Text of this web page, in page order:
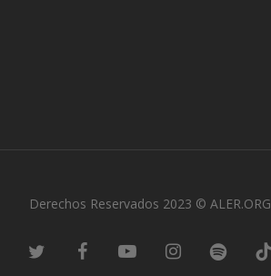
Derechos Reservados 2023 © ALER.ORG